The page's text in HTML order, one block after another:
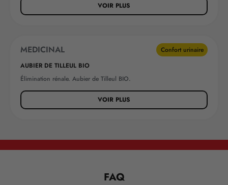
VOIR PLUS
MEDICINAL
Confort urinaire
AUBIER DE TILLEUL BIO
Élimination rénale. Aubier de Tilleul BIO.
VOIR PLUS
FAQ